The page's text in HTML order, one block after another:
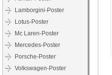
Lamborgini-Poster
Lotus-Poster
Mc Laren-Poster
Mercedes-Poster
Porsche-Poster
Volkswagen-Poster